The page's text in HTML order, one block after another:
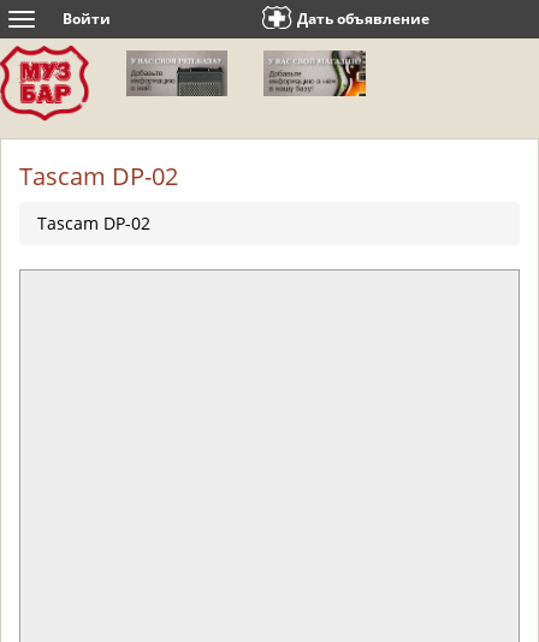
Toggle
navigation
Войти Дать объявление
Tascam DP-02
Tascam DP-02